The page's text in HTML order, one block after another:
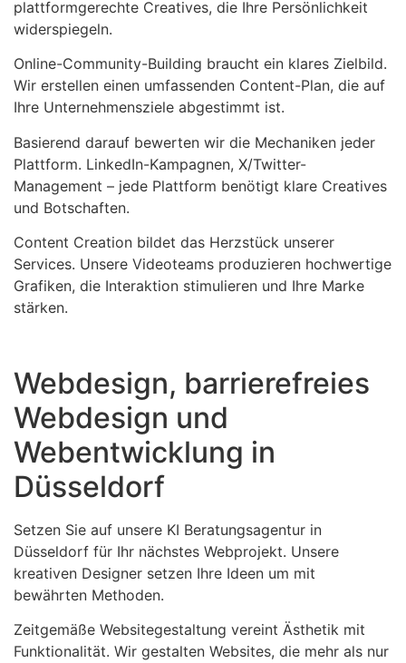
plattformgerechte Creatives, die Ihre Persönlichkeit
widerspiegeln.
Online-Community-Building braucht ein klares Zielbild.
Wir erstellen einen umfassenden Content-Plan, die auf
Ihre Unternehmensziele abgestimmt ist.
Basierend darauf bewerten wir die Mechaniken jeder
Plattform. LinkedIn-Kampagnen, X/Twitter-
Management – jede Plattform benötigt klare Creatives
und Botschaften.
Content Creation bildet das Herzstück unserer
Services. Unsere Videoteams produzieren hochwertige
Grafiken, die Interaktion stimulieren und Ihre Marke
stärken.
Webdesign, barrierefreies
Webdesign und
Webentwicklung in
Düsseldorf
Setzen Sie auf unsere KI Beratungsagentur in
Düsseldorf für Ihr nächstes Webprojekt. Unsere
kreativen Designer setzen Ihre Ideen um mit
bewährten Methoden.
Zeitgemäße Websitegestaltung vereint Ästhetik mit
Funktionalität. Wir gestalten Websites, die mehr als nur